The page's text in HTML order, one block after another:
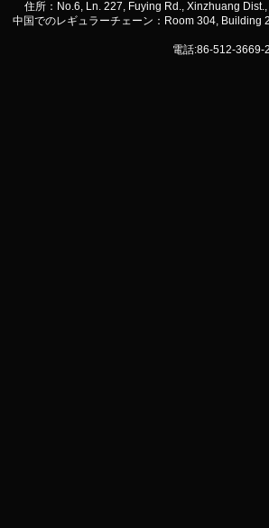
住所：No.6, Ln. 227, Fuying Rd., Xinzhuang
中国でのレギュラーチェーン：Room 304,
電話:86-512-